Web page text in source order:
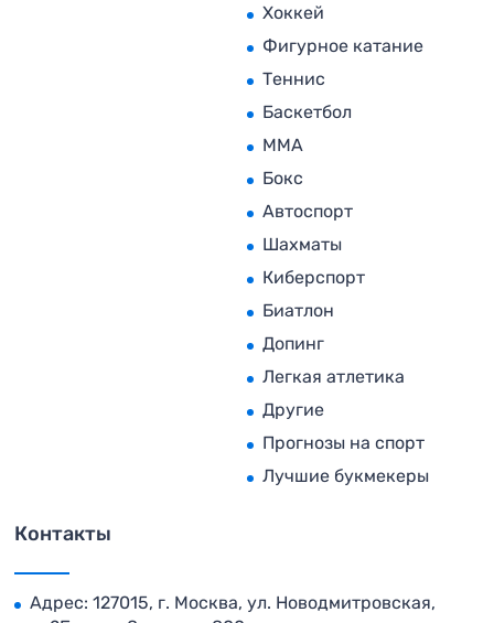
Хоккей
Фигурное катание
Теннис
Баскетбол
MMA
Бокс
Автоспорт
Шахматы
Киберспорт
Биатлон
Допинг
Легкая атлетика
Другие
Прогнозы на спорт
Лучшие букмекеры
Контакты
Адрес: 127015, г. Москва, ул. Новодмитровская,